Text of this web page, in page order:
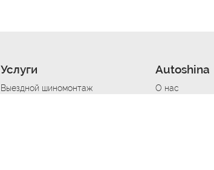
Услуги
Выездной шиномонтаж
Autoshina
О нас